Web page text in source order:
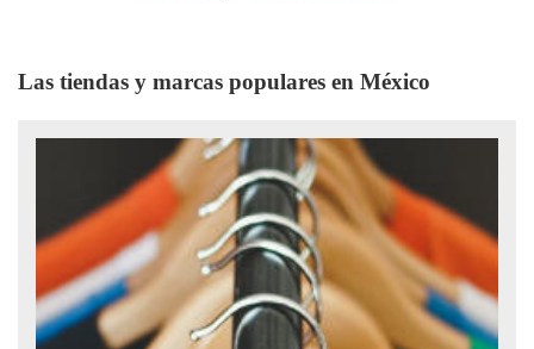
Las tiendas y marcas populares en México